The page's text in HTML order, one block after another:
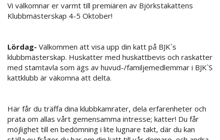
Vi välkomnar er varmt till premiären av Björkstakattens
Klubbmästerskap 4-5 Oktober!
Lördag- Välkommen att visa upp din katt på BJK´s
klubbmästerskap. Huskatter med huskattbevis och raskatter
med stamtavla som ägs av huvud-/familjemedlemmar i BJK`S
kattklubb är väkomna att delta.
Här får du träffa dina klubbkamrater, dela erfarenheter och
prata om allas vårt gemensamma intresse; katter! Du får
möjlighet till en bedömning i lite lugnare takt, där du kan